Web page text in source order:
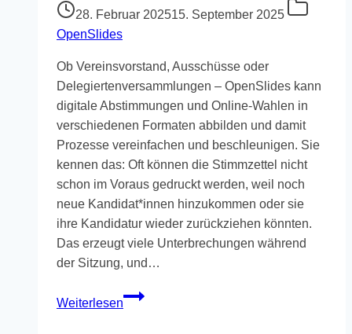
28. Februar 202515. September 2025
OpenSlides
Ob Vereinsvorstand, Ausschüsse oder
Delegiertenversammlungen – OpenSlides kann
digitale Abstimmungen und Online-Wahlen in
verschiedenen Formaten abbilden und damit
Prozesse vereinfachen und beschleunigen. Sie
kennen das: Oft können die Stimmzettel nicht
schon im Voraus gedruckt werden, weil noch
neue Kandidat*innen hinzukommen oder sie
ihre Kandidatur wieder zurückziehen könnten.
Das erzeugt viele Unterbrechungen während
der Sitzung, und…
Weiterlesen
Online-